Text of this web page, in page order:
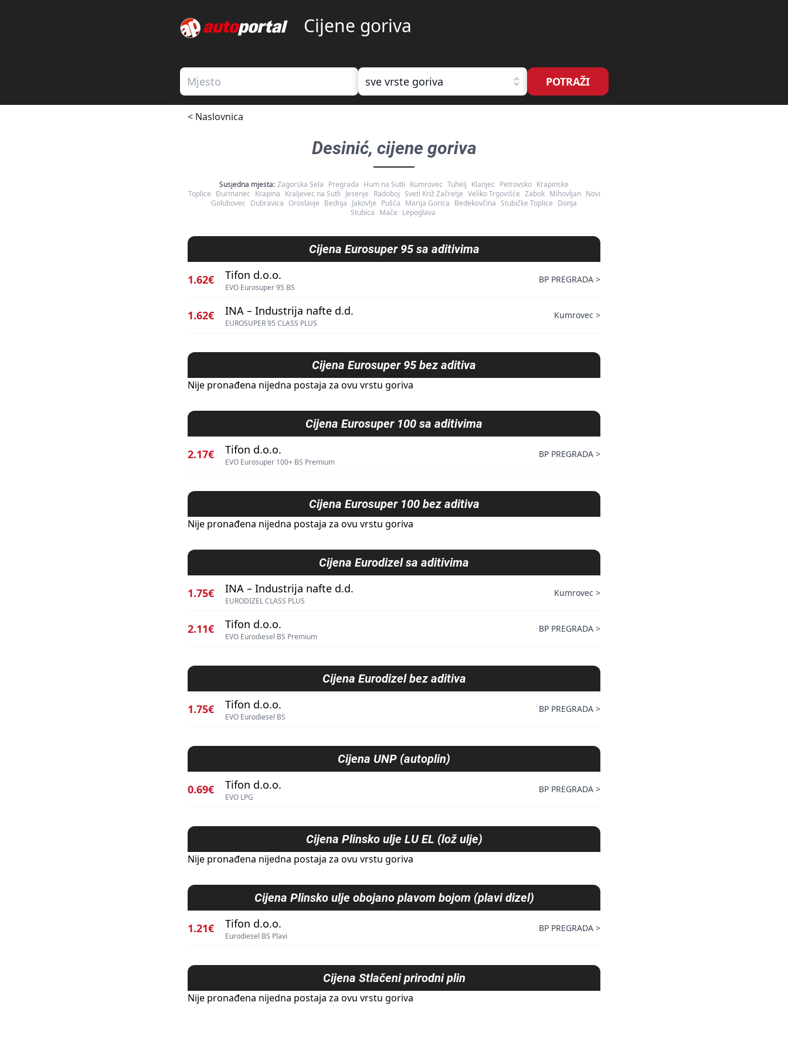
Cijene goriva
sve vrste goriva POTRAŽI
< Naslovnica
Desinić, cijene goriva
Susjedna mjesta: Zagorska Sela Pregrada Hum na Sutli Kumrovec Tuhelj Klanjec Petrovsko Krapinske
Toplice Đurmanec Krapina Kraljevec na Sutli Jesenje Radoboj Sveti Križ Začretje Veliko Trgovišće Zabok Mihovljan Novi
Golubovec Dubravica Oroslavje Bednja Jakovlje Pušća Marija Gorica Bedekovčina Stubičke Toplice Donja
Stubica Mače Lepoglava
Cijena Eurosuper 95 sa aditivima
1.62€ Tifon d.o.o.
EVO Eurosuper 95 BS
BP PREGRADA >
1.62€ INA – Industrija nafte d.d.
EUROSUPER 95 CLASS PLUS
Kumrovec >
Cijena Eurosuper 95 bez aditiva
Nije pronađena nijedna postaja za ovu vrstu goriva
Cijena Eurosuper 100 sa aditivima
2.17€ Tifon d.o.o.
EVO Eurosuper 100+ BS Premium
BP PREGRADA >
Cijena Eurosuper 100 bez aditiva
Nije pronađena nijedna postaja za ovu vrstu goriva
Cijena Eurodizel sa aditivima
1.75€ INA – Industrija nafte d.d.
EURODIZEL CLASS PLUS
Kumrovec >
2.11€ Tifon d.o.o.
EVO Eurodiesel BS Premium
BP PREGRADA >
Cijena Eurodizel bez aditiva
1.75€ Tifon d.o.o.
EVO Eurodiesel BS
BP PREGRADA >
Cijena UNP (autoplin)
0.69€ Tifon d.o.o.
EVO LPG
BP PREGRADA >
Cijena Plinsko ulje LU EL (lož ulje)
Nije pronađena nijedna postaja za ovu vrstu goriva
Cijena Plinsko ulje obojano plavom bojom (plavi dizel)
1.21€ Tifon d.o.o.
Eurodiesel BS Plavi
BP PREGRADA >
Cijena Stlačeni prirodni plin
Nije pronađena nijedna postaja za ovu vrstu goriva